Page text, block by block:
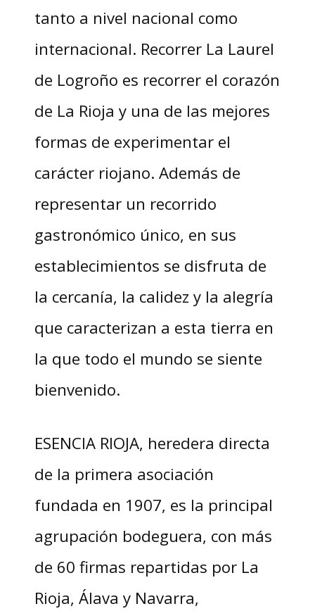
tanto a nivel nacional como
internacional. Recorrer La Laurel
de Logroño es recorrer el corazón
de La Rioja y una de las mejores
formas de experimentar el
carácter riojano. Además de
representar un recorrido
gastronómico único, en sus
establecimientos se disfruta de
la cercanía, la calidez y la alegría
que caracterizan a esta tierra en
la que todo el mundo se siente
bienvenido.
ESENCIA RIOJA, heredera directa
de la primera asociación
fundada en 1907, es la principal
agrupación bodeguera, con más
de 60 firmas repartidas por La
Rioja, Álava y Navarra,